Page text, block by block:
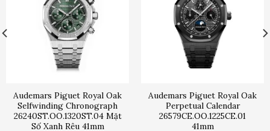
Audemars Piguet Royal Oak
Selfwinding Chronograph
26240ST.OO.1320ST.04 Mặt
Số Xanh Rêu 41mm
Audemars Piguet Royal Oak
Perpetual Calendar
26579CE.OO.1225CE.01
41mm